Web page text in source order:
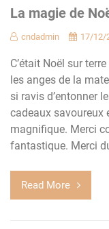
La magie de
cndadmin 17/12/
C’était Noël sur
les anges de la
si ravis d’entonner
cadeaux savoureux
magnifique. Merci
fantastique. Merci
Read More